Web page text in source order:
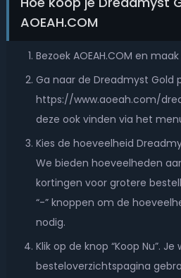
AOEAH.COM
Bezoek AOEAH.COM en
Ga naar de Dreadmyst Gold
https://www.aoeah.com/
deze ook vinden via het
Kies de hoeveelheid
We bieden hoeveelheden
kortingen voor grotere
“-” knoppen om de
nodig.
Klik op de knop “Koop Nu”.
besteloverzichtspagina